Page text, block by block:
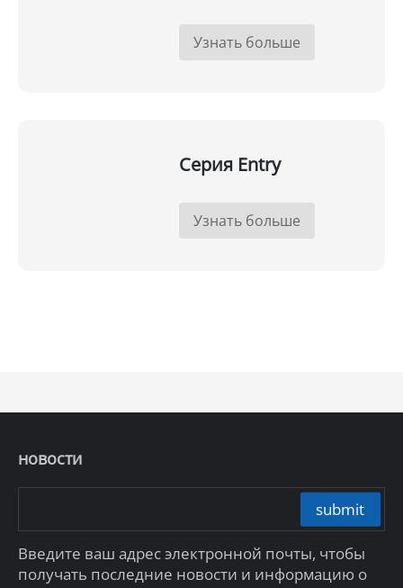
Узнать больше
Серия Entry
Узнать больше
новости
submit
Введите ваш адрес электронной почты, чтобы
получать последние новости и информацию о